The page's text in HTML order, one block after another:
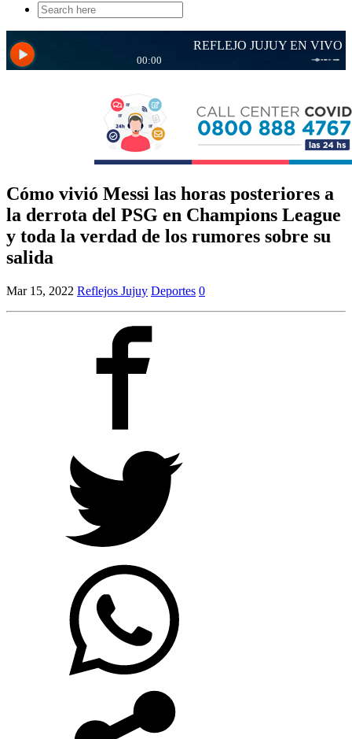
Search
for:
Cómo vivió Messi las horas posteriores a
la derrota del PSG en Champions League
y toda la verdad de los rumores sobre su
salida
Mar 15, 2022 Reflejos Jujuy Deportes 0